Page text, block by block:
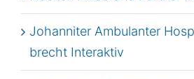
Johan­ni­ter Ambu­lan­ter
brecht Interaktiv